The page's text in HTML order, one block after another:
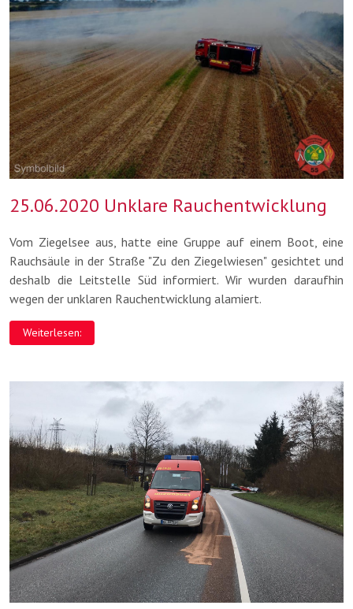
25.06.2020 Unklare Rauchentwicklung
Vom Ziegelsee aus, hatte eine Gruppe auf einem Boot, eine
Rauchsäule in der Straße "Zu den Ziegelwiesen" gesichtet und
deshalb die Leitstelle Süd informiert. Wir wurden daraufhin
wegen der unklaren Rauchentwicklung alamiert.
Weiterlesen: